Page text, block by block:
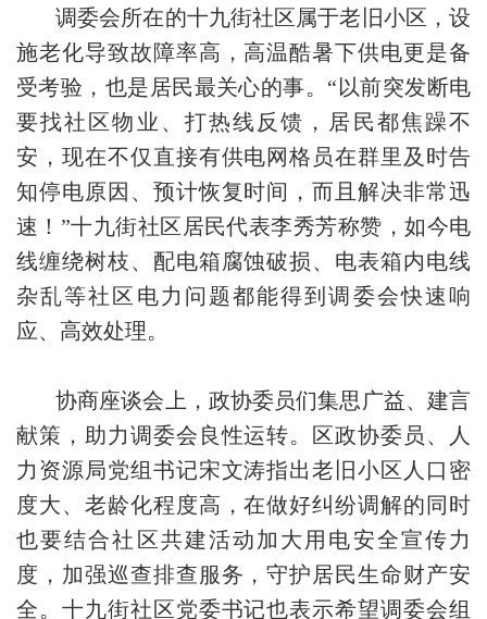
调委会所在的十九街社区属于老旧小区，设
施老化导致故障率高，高温酷暑下供电更是备
受考验，也是居民最关心的事。“以前突发断电
要找社区物业、打热线反馈，居民都焦躁不
安，现在不仅直接有供电网格员在群里及时告
知停电原因、预计恢复时间，而且解决非常迅
速！”十九街社区居民代表李秀芳称赞，如今电
线缠绕树枝、配电箱腐蚀破损、电表箱内电线
杂乱等社区电力问题都能得到调委会快速响
应、高效处理。
协商座谈会上，政协委员们集思广益、建言
献策，助力调委会良性运转。区政协委员、人
力资源局党组书记宋文涛指出老旧小区人口密
度大、老龄化程度高，在做好纠纷调解的同时
也要结合社区共建活动加大用电安全宣传力
度，加强巡查排查服务，守护居民生命财产安
全。十九街社区党委书记也表示希望调委会组